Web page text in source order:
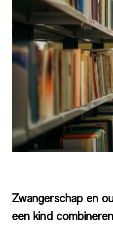
Zwangerschap en
een kind combineren